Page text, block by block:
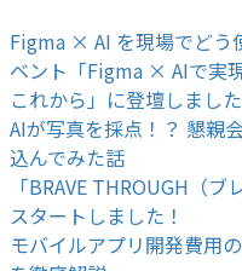
Figma × AI を現場でどう
ベント「Figma × AIで実
これから」に登壇しました
AIが写真を採点！？ 懇親
込んでみた話
「BRAVE THROUGH（
スタートしました！
モバイルアプリ開発費用